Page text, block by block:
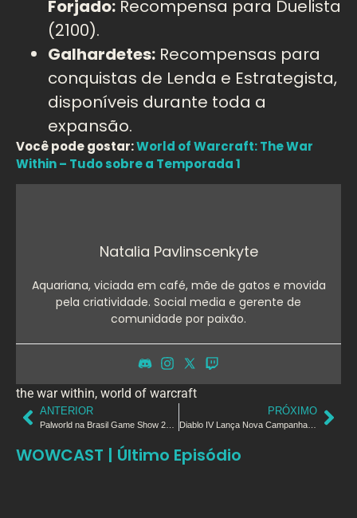
Forjado: Recompensa para Duelista
(2100).
Galhardetes: Recompensas para
conquistas de Lenda e Estrategista,
disponíveis durante toda a
expansão.
Você pode gostar:World of Warcraft: The War
Within – Tudo sobre a Temporada 1
Natalia Pavlinscenkyte
Aquariana, viciada em café, mãe de gatos e movida
pela criatividade. Social media e gerente de
comunidade por paixão.
the war within, world of warcraft
ANTERIOR PRÓXIMO
Diablo IV Lança Nova Campanha de Doação de Sangue com a Chegada da Expansão Vessel of Hatred
WOWCAST | Último Episódio